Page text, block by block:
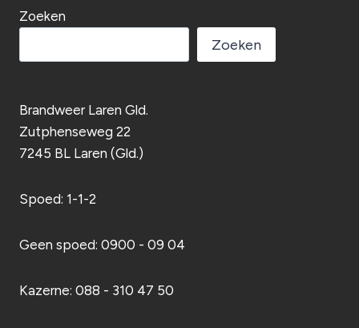
Zoeken
Zoeken
Brandweer Laren Gld.
Zutphenseweg 22
7245 BL Laren (Gld.)
Spoed: 1-1-2
Geen spoed: 0900 - 09 04
Kazerne: 088 - 310 47 50